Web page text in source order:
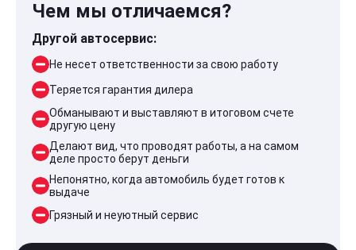
Чем мы отличаемся?
Другой автосервис:
Не несет ответственности за свою работу
Теряется гарантия дилера
Обманывают и выставляют в итоговом счете
другую цену
Делают вид, что проводят работы, а на самом
деле просто берут деньги
Непонятно, когда автомобиль будет готов к
выдаче
Грязный и неуютный сервис